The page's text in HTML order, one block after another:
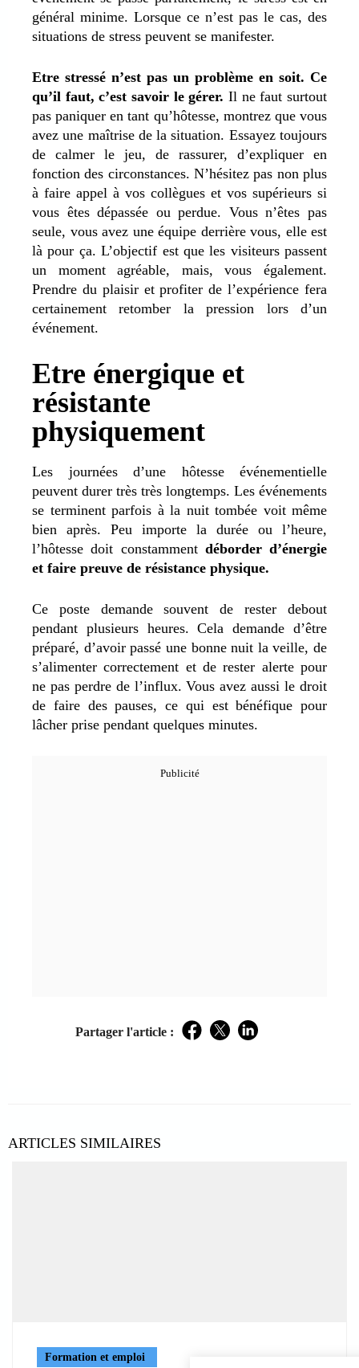
général minime. Lorsque ce n’est pas le cas, des
situations de stress peuvent se manifester.
Etre stressé n’est pas un problème en soit. Ce
qu’il faut, c’est savoir le gérer. Il ne faut surtout
pas paniquer en tant qu’hôtesse, montrez que vous
avez une maîtrise de la situation. Essayez toujours
de calmer le jeu, de rassurer, d’expliquer en
fonction des circonstances. N’hésitez pas non plus
à faire appel à vos collègues et vos supérieurs si
vous êtes dépassée ou perdue. Vous n’êtes pas
seule, vous avez une équipe derrière vous, elle est
là pour ça. L’objectif est que les visiteurs passent
un moment agréable, mais, vous également.
Prendre du plaisir et profiter de l’expérience fera
certainement retomber la pression lors d’un
événement.
Etre énergique et
résistante
physiquement
Les journées d’une hôtesse événementielle
peuvent durer très très longtemps. Les événements
se terminent parfois à la nuit tombée voit même
bien après. Peu importe la durée ou l’heure,
l’hôtesse doit constamment déborder d’énergie
et faire preuve de résistance physique.
Ce poste demande souvent de rester debout
pendant plusieurs heures. Cela demande d’être
préparé, d’avoir passé une bonne nuit la veille, de
s’alimenter correctement et de rester alerte pour
ne pas perdre de l’influx. Vous avez aussi le droit
de faire des pauses, ce qui est bénéfique pour
lâcher prise pendant quelques minutes.
Partager l'article : Facebook
TwitterLinkedIn
ARTICLES SIMILAIRES
Formation et emploi